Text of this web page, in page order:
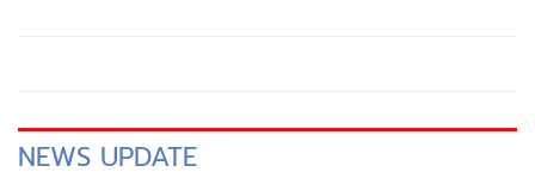
NEWS UPDATE